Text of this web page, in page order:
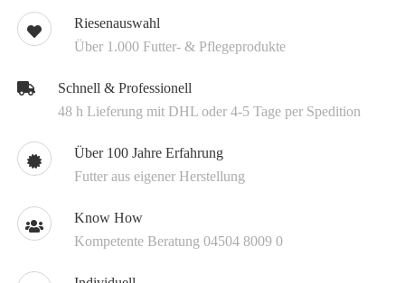
Riesenauswahl
Über 1.000 Futter- & Pflegeprodukte
Schnell & Professionell
48 h Lieferung mit DHL oder 4-5 Tage per Spedition
Über 100 Jahre Erfahrung
Futter aus eigener Herstellung
Know How
Kompetente Beratung 04504 8009 0